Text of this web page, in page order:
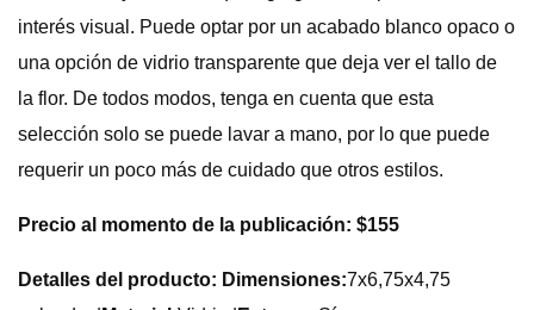
interés visual. Puede optar por un acabado blanco opaco o
una opción de vidrio transparente que deja ver el tallo de
la flor. De todos modos, tenga en cuenta que esta
selección solo se puede lavar a mano, por lo que puede
requerir un poco más de cuidado que otros estilos.
Precio al momento de la publicación: $155
Detalles del producto: Dimensiones:7x6,75x4,75